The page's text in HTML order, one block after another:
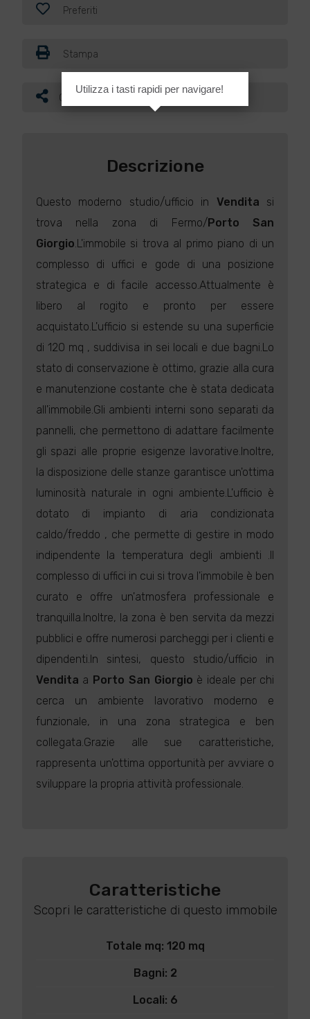
Preferiti
Stampa
Condividi
Descrizione
Questo moderno studio/ufficio in Vendita si
trova nella zona di Fermo/Porto San
Giorgio.L'immobile si trova al primo piano di un
complesso di uffici e gode di una posizione
strategica e di facile accesso.Attualmente è
libero al rogito e pronto per essere
acquistato.L'ufficio si estende su una superficie
di 120 mq , suddivisa in sei locali e due bagni.Lo
stato di conservazione è ottimo, grazie alla cura
e manutenzione costante che è stata dedicata
all'immobile.Gli ambienti interni sono separati da
pannelli, che permettono di adattare facilmente
gli spazi alle proprie esigenze lavorative.Inoltre,
la disposizione delle stanze garantisce un'ottima
luminosità naturale in ogni ambiente.L'ufficio è
dotato di impianto di aria condizionata
caldo/freddo , che permette di gestire in modo
indipendente la temperatura degli ambienti .Il
complesso di uffici in cui si trova l'immobile è ben
curato e offre un'atmosfera professionale e
tranquilla.Inoltre, la zona è ben servita da mezzi
pubblici e offre numerosi parcheggi per i clienti e
dipendenti.In sintesi, questo studio/ufficio in
Vendita a Porto San Giorgio è ideale per chi
cerca un ambiente lavorativo moderno e
funzionale, in una zona strategica e ben
collegata.Grazie alle sue caratteristiche,
rappresenta un'ottima opportunità per avviare o
sviluppare la propria attività professionale.
Caratteristiche
Scopri le caratteristiche di questo immobile
Totale mq: 120 mq
Bagni: 2
Locali: 6
Utilizza i tasti rapidi per navigare!